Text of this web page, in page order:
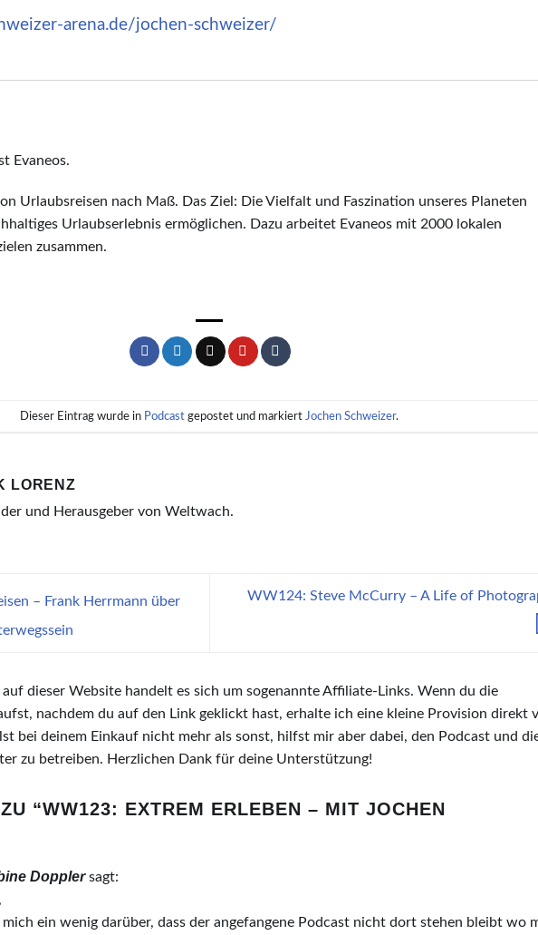
arena.de/jochen-schweizer/
Evaneos.
Urlaubsreisen nach Maß. Das Ziel: Die Vielfalt und Faszination unseres Planeten
Urlaubserlebnis ermöglichen. Dazu arbeitet Evaneos mit 2000 lokalen
zusammen.
Dieser Eintrag wurde in Podcast gepostet und markiert Jochen Schweizer.
LORENZ
und Herausgeber von Weltwach.
– Frank Herrmann über
WW124: Steve McCurry – A Life of
dieser Website handelt es sich um sogenannte Affiliate-Links. Wenn du die
nachdem du auf den Link geklickt hast, erhalte ich eine kleine Provision direkt
bei deinem Einkauf nicht mehr als sonst, hilfst mir aber dabei, den Podcast und
zu betreiben. Herzlichen Dank für deine Unterstützung!
“WW123: EXTREM ERLEBEN – MIT JOCHEN
Doppler sagt:
mich ein wenig darüber, dass der angefangene Podcast nicht dort stehen bleibt wo